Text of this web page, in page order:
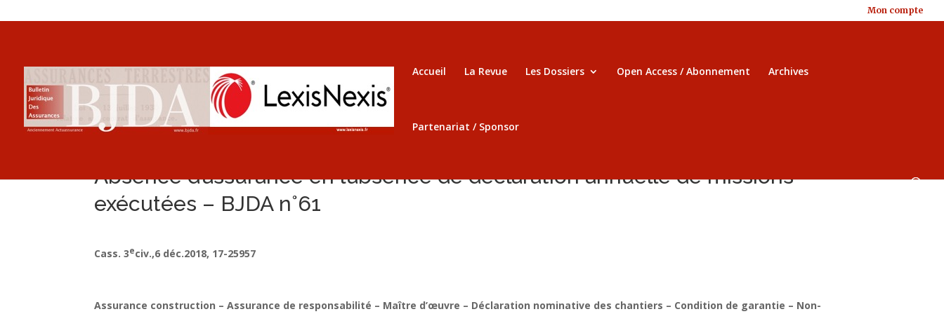
Mon compte
Accueil La Revue Les Dossiers Open Access / Abonnement Archives
Partenariat / Sponsor
Absence d’assurance en l’absence de déclaration annuelle de missions
exécutées – BJDA n°61
Cass. 3eciv.,6 déc.2018, 17-25957
Assurance construction – Assurance de responsabilité – Maître d’œuvre – Déclaration nominative des chantiers – Condition de garantie – Non-